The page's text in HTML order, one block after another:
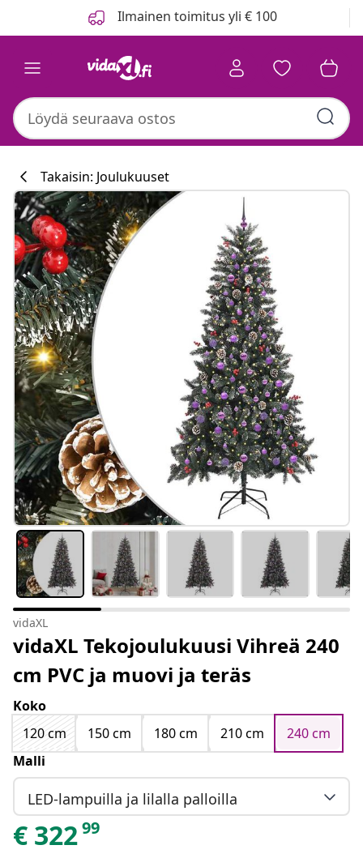
Ilmainen toimitus yli € 100
#sharemevidaxl
Takaisin: Joulukuuset
vidaXL
vidaXL Tekojoulukuusi Vihreä 240
cm PVC ja muovi ja teräs
Koko
120 cm
150 cm 180 cm 210 cm
240 cm
Malli
LED-lampuilla ja lilalla palloilla
€ 32299